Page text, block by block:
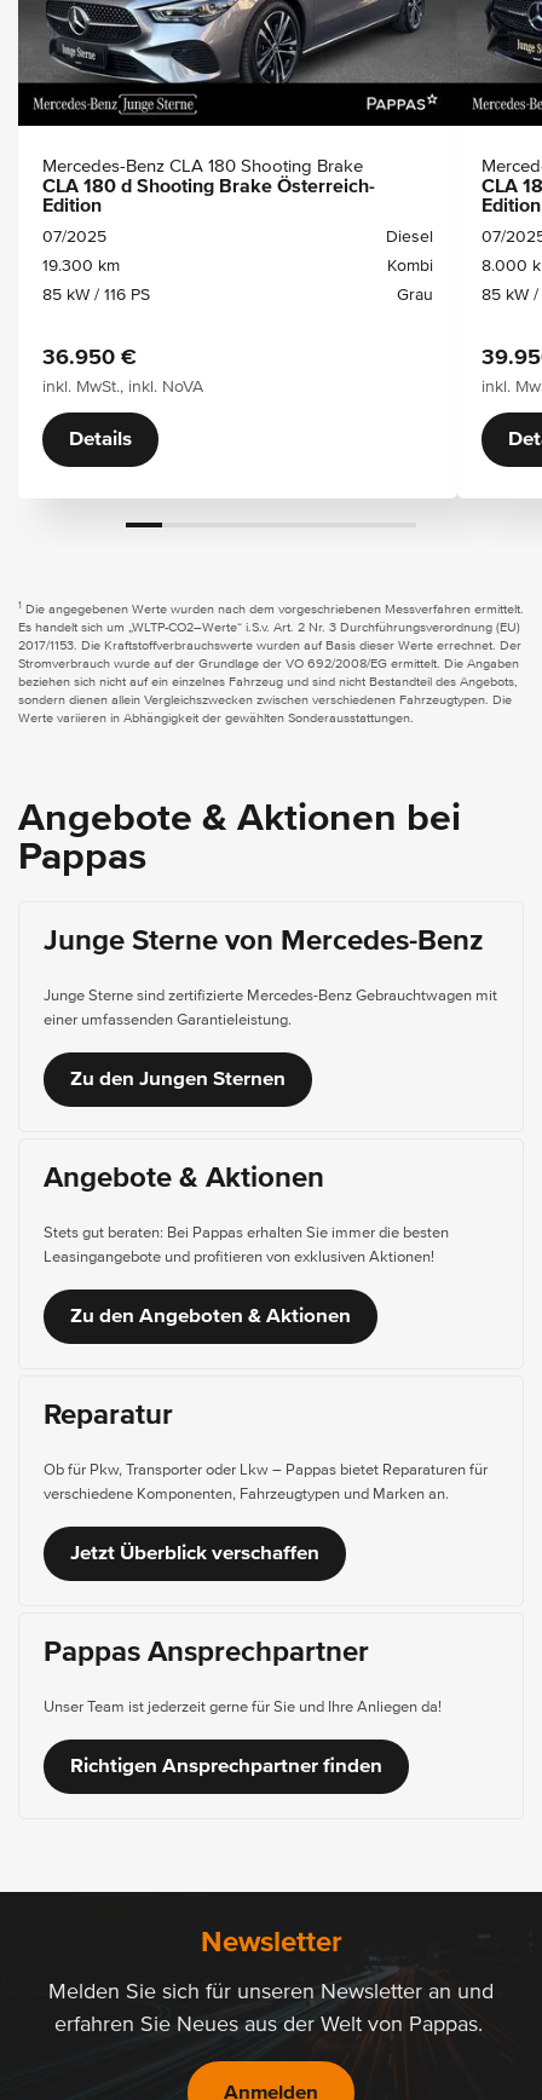
Mercedes-Benz CLA 180 Shooting Brake
CLA 180 d Shooting Brake Österreich-
Edition
07/2025
Diesel
19.300 km
Kombi
85 kW / 116 PS
Grau
36.950 €
inkl. MwSt., inkl. NoVA
Details
CLA
Edition
07/
8.000
85 kW /
inkl.
1
Die angegebenen Werte wurden nach dem vorgeschriebenen Messverfahren ermittelt.
Es handelt sich um „WLTP-CO2–Werte“ i.S.v. Art. 2 Nr. 3 Durchführungsverordnung (EU)
2017/1153. Die Kraftstoffverbrauchswerte wurden auf Basis dieser Werte errechnet. Der
Stromverbrauch wurde auf der Grundlage der VO 692/2008/EG ermittelt. Die Angaben
beziehen sich nicht auf ein einzelnes Fahrzeug und sind nicht Bestandteil des Angebots,
sondern dienen allein Vergleichszwecken zwischen verschiedenen Fahrzeugtypen. Die
Werte variieren in Abhängigkeit der gewählten Sonderausstattungen.
Angebote & Aktionen bei
Pappas
Junge Sterne von Mercedes-Benz
Junge Sterne sind zertifizierte Mercedes-Benz Gebrauchtwagen mit
einer umfassenden Garantieleistung.
Zu den Jungen Sternen
Angebote & Aktionen
Stets gut beraten: Bei Pappas erhalten Sie immer die besten
Leasingangebote und profitieren von exklusiven Aktionen!
Zu den Angeboten & Aktionen
Reparatur
Ob für Pkw, Transporter oder Lkw – Pappas bietet Reparaturen für
verschiedene Komponenten, Fahrzeugtypen und Marken an.
Jetzt Überblick verschaffen
Pappas Ansprechpartner
Unser Team ist jederzeit gerne für Sie und Ihre Anliegen da!
Richtigen Ansprechpartner finden
Newsletter
Melden Sie sich für unseren Newsletter an und
erfahren Sie Neues aus der Welt von Pappas.
Anmelden